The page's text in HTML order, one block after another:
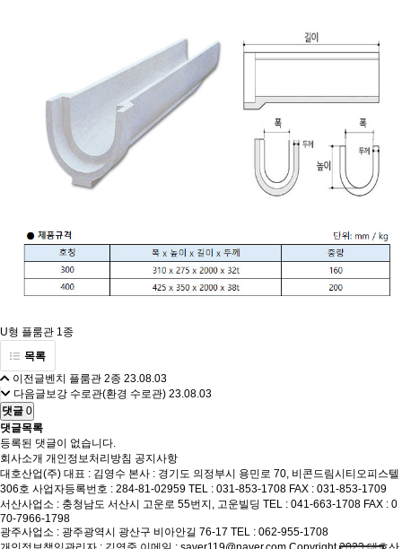
U형 플룸관 1종
목록
이전글벤치 플룸관 2종 23.08.03
다음글보강 수로관(환경 수로관) 23.08.03
댓글 0
댓글목록
등록된 댓글이 없습니다.
회사소개 개인정보처리방침 공지사항
대호산업(주) 대표 : 김영수 본사 : 경기도 의정부시 용민로 70, 비콘드림시티오피스텔
306호 사업자등록번호 : 284-81-02959 TEL : 031-853-1708 FAX : 031-853-1709
서산사업소 : 충청남도 서산시 고운로 55번지, 고운빌딩 TEL : 041-663-1708 FAX : 0
70-7966-1798
광주사업소 : 광주광역시 광산구 비아안길 76-17 TEL : 062-955-1708